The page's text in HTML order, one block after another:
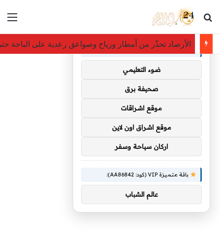
بحث عن
الأرصاد تحذّر من أمطار ورياح وصواعق رعدية على الباحة
توصيات :
باقة متميزة VIP (كود: AA35872):
ضوء التعليمي
صحيفة برق
موقع اشراقات
موقع اشراق اون لاين
اركان سياحة وسفر
باقة متميزة VIP (كود: AA86842):
عالم الشباب